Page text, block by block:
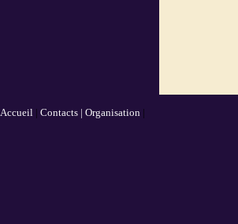
Accueil | Contacts | Organisation |